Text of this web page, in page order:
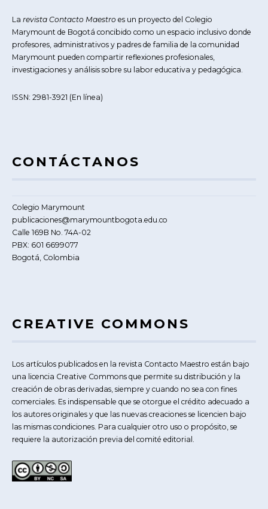
La revista Contacto Maestro es un proyecto del Colegio
Marymount de Bogotá concibido como un espacio inclusivo donde
profesores, administrativos y padres de familia de la comunidad
Marymount pueden compartir reflexiones profesionales,
investigaciones y análisis sobre su labor educativa y pedagógica.
ISSN: 2981-3921 (En línea)
CONTÁCTANOS
Colegio Marymount
publicaciones@marymountbogota.edu.co
Calle 169B No. 74A-02
PBX: 601 6699077
Bogotá, Colombia
CREATIVE COMMONS
Los artículos publicados en la revista Contacto Maestro están bajo
una licencia Creative Commons que permite su distribución y la
creación de obras derivadas, siempre y cuando no sea con fines
comerciales. Es indispensable que se otorgue el crédito adecuado a
los autores originales y que las nuevas creaciones se licencien bajo
las mismas condiciones. Para cualquier otro uso o propósito, se
requiere la autorización previa del comité editorial.